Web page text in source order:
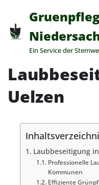
Zum
Inhalt
springenEin Service der
Uelzen
Laubbeseitigung
Professionelle
Kommunen
Effiziente